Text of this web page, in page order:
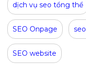
dịch vụ seo tổng thể
SEO Onpage
SEO website